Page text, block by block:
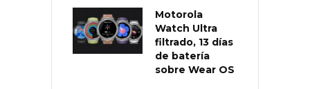
Motorola
Watch Ultra
filtrado, 13 días
de batería
sobre Wear OS